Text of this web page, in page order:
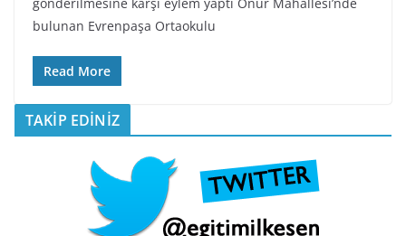
bulunan Evrenpaşa Ortaokulu
Read More
TAKİP EDİNİZ